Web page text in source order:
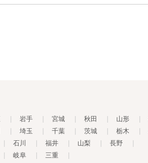
岩手 宮城 秋田 山形
埼玉 千葉 茨城 栃木
石川 福井 山梨 長野
岐阜 三重